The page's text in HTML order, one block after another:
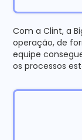
Com a Clint, a
operação, de
equipe
os processos